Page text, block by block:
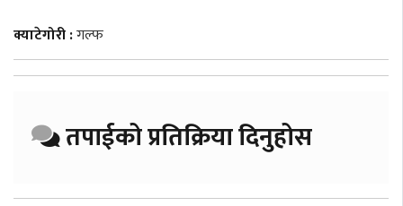
क्याटेगोरी :गल्फ
तपाईको प्रतिक्रिया दिनुहोस